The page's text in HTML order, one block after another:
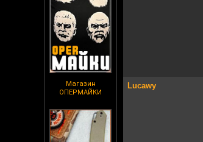
Магазин
ОПЕРМАЙКИ
Lucawy